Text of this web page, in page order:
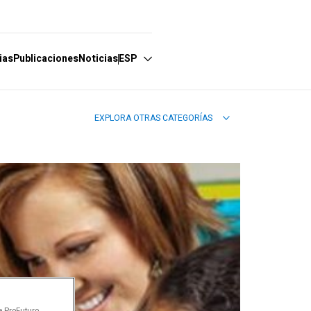
PublicacionesNoticiasESP
EXPLORA OTRAS CATEGORÍAS